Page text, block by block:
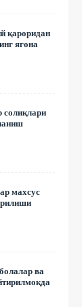
қароридан
ягона
солиқлари
махсус
ва